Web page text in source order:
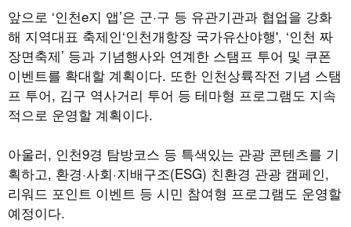
앞으로 ‘인천e지 앱’은 군·구 등 유관기관과 협업을 강화
해 지역대표 축제인‘인천개항장 국가유산야행', ‘인천 짜
장면축제’ 등과 기념행사와 연계한 스탬프 투어 및 쿠폰
이벤트를 확대할 계획이다. 또한 인천상륙작전 기념 스탬
프 투어, 김구 역사거리 투어 등 테마형 프로그램도 지속
적으로 운영할 계획이다.
아울러, 인천9경 탐방코스 등 특색있는 관광 콘텐츠를 기
획하고, 환경·사회·지배구조(ESG) 친환경 관광 캠페인,
리워드 포인트 이벤트 등 시민 참여형 프로그램도 운영할
예정이다.